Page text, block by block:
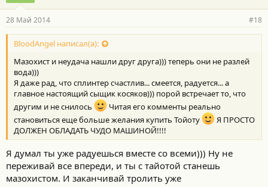
28 Май 2014 #18
BloodAngel написал(а):
Мазохист и неудача нашли друг друга))) теперь они не разлей
вода)))
Я даже рад, что сплинтер счастлив... смеется, радуется... а
главное настоящий сыщик косяков))) порой встречает то, что
другим и не снилось
Читая его комменты реально
становиться еще больше желания купить Тойоту
Я ПРОСТО
ДОЛЖЕН ОБЛАДАТЬ ЧУДО МАШИНОЙ!!!!
Я думал ты уже радуешься вместе со всеми))) Ну не
переживай все впереди, и ты с тайотой станешь
мазохистом. И заканчивай тролить уже